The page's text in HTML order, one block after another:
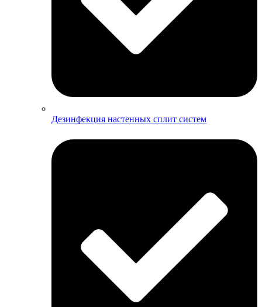
Дезинфекция настенных сплит систем